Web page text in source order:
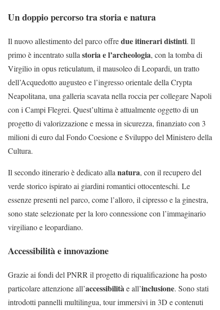
Un doppio percorso tra storia e natura
Il nuovo allestimento del parco offredue itinerari distinti. Il
primo è incentrato sulla storia e l’archeologia, con la tomba di
Virgilio in opus reticulatum, il mausoleo di Leopardi, un tratto
dell’Acquedotto augusteo e l’ingresso orientale della Crypta
Neapolitana, una galleria scavata nella roccia per collegare Napoli
con i Campi Flegrei. Quest’ultima è attualmente oggetto di un
progetto di valorizzazione e messa in sicurezza, finanziato con 3
milioni di euro dal Fondo Coesione e Sviluppo del Ministero della
Cultura.​
Il secondo itinerario è dedicato alla natura, con il recupero del
verde storico ispirato ai giardini romantici ottocenteschi. Le
essenze presenti nel parco, come l’alloro, il cipresso e la ginestra,
sono state selezionate per la loro connessione con l’immaginario
virgiliano e leopardiano.​
Accessibilità e innovazione
Grazie ai fondi del PNRR il progetto di riqualificazione ha posto
particolare attenzione all’accessibilitàe all’inclusione. Sono stati
introdotti pannelli multilingua, tour immersivi in 3D e contenuti